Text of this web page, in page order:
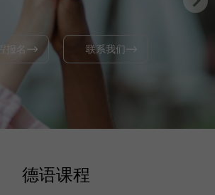
报名 联系我们
德语课程